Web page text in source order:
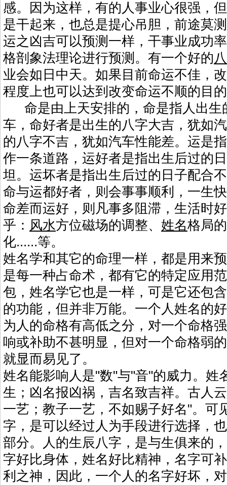
感。因为这样，有的人事业心很强，
是干起来，也总是提心吊胆，前途莫
运之凶吉可以预测一样，干事业成功
格剖象法理论进行预测。有一个好的
业会如日中天。如果目前命运不佳，
程度上也可以达到改变命运不顺的目
命是由上天安排的，命是指人出生
车，命好者是出生的八字大吉，犹如
的八字不吉，犹如汽车性能差。运是
作一条道路，运好者是指出生后过的
坦。运坏者是指出生后过的日子配合
命与运都好者，则会事事顺利，一生
命差而运好，则凡事多阻滞，生活时
乎： 风水方位磁场的调整、 姓名格局
化......等。
姓名学和其它的命理一样，都是用来
是每一种占命术，都有它的特定应用
包，姓名学它也是一样，可是它还包
的功能，但并非万能。一个人姓名的
为人的命格有高低之分，对一个命格
响或补助不甚明显，但对一个命格弱
就显而易见了。
姓名能影响人是"数"与"音"的威力。姓
生；凶名报凶祸，吉名致吉祥。古人
一艺；教子一艺，不如赐子好名"。可
字，是可以经过人为手段进行选择，
部分。人的生辰八字，是与生俱来的
字好比身体，姓名好比精神，名字可
利之神，因此，一个人的名字好坏，